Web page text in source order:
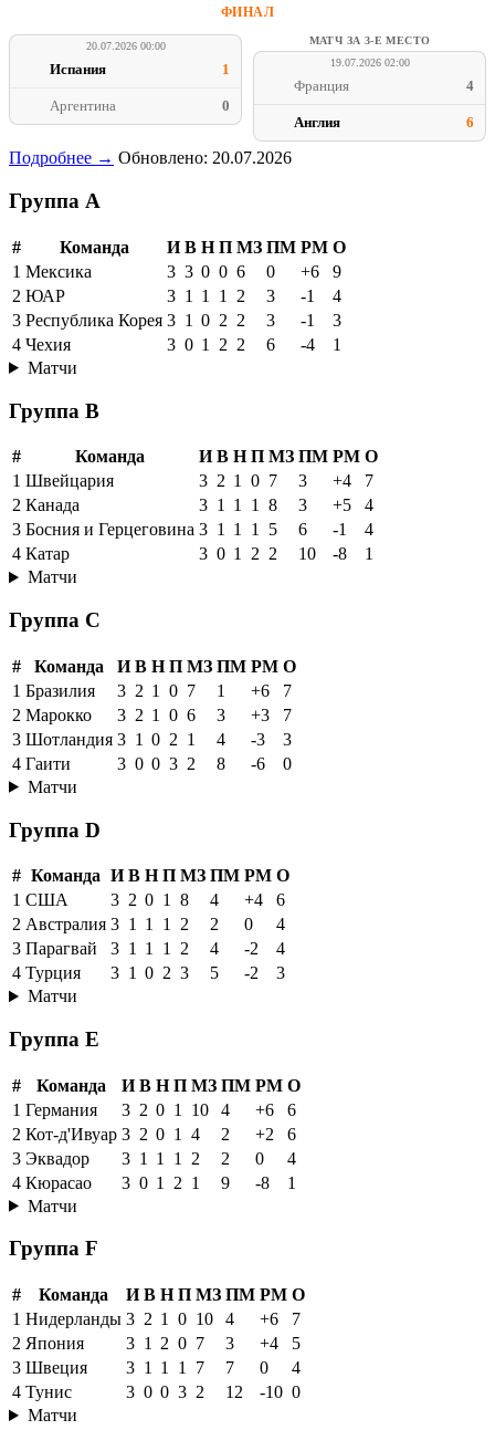
ФИНАЛ
20.07.2026 00:00
Испания 1
Аргентина 0
МАТЧ ЗА 3-Е МЕСТО
19.07.2026 02:00
Франция 4
Англия 6
Подробнее → Обновлено: 20.07.2026
Группа A
# Команда И В Н П МЗ ПМ РМ О
1 Мексика 3 3 0 0 6 0 +6
9
2 ЮАР 3 1 1 1 2 3 -1
4
3 Республика Корея 3 1 0 2 2 3 -1
3
4 Чехия 3 0 1 2 2 6 -4
1
Матчи
Группа B
# Команда И В Н П МЗ ПМ РМ О
1 Швейцария 3 2 1 0 7 3 +4
7
2 Канада 3 1 1 1 8 3 +5
4
3 Босния и Герцеговина 3 1 1 1 5 6 -1
4
4 Катар 3 0 1 2 2 10 -8
1
Матчи
Группа C
# Команда И В Н П МЗ ПМ РМ О
1 Бразилия 3 2 1 0 7 1 +6
7
2 Марокко 3 2 1 0 6 3 +3
7
3 Шотландия 3 1 0 2 1 4 -3
3
4 Гаити 3 0 0 3 2 8 -6
0
Матчи
Группа D
# Команда И В Н П МЗ ПМ РМ О
1 США 3 2 0 1 8 4 +4
6
2 Австралия 3 1 1 1 2 2 0
4
3 Парагвай 3 1 1 1 2 4 -2
4
4 Турция 3 1 0 2 3 5 -2
3
Матчи
Группа E
# Команда И В Н П МЗ ПМ РМ О
1 Германия 3 2 0 1 10 4 +6
6
2 Кот-д'Ивуар 3 2 0 1 4 2 +2
6
3 Эквадор 3 1 1 1 2 2 0
4
4 Кюрасао 3 0 1 2 1 9 -8
1
Матчи
Группа F
# Команда И В Н П МЗ ПМ РМ О
1 Нидерланды 3 2 1 0 10 4 +6
7
2 Япония 3 1 2 0 7 3 +4
5
3 Швеция 3 1 1 1 7 7 0
4
4 Тунис 3 0 0 3 2 12 -10 0
Матчи